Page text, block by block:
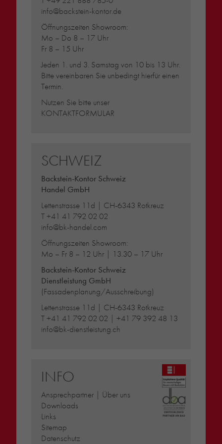
info@backstein-kontor.de
Öffnungszeiten Showroom:
Mo – Do 8 – 17 Uhr
Fr 8 – 15 Uhr
Jeden 1. und 3. Samstag von 10 bis 13 Uhr.
Bitte vereinbaren Sie unbedingt hierfür einen
Termin.
Nutzen Sie bitte unser
KONTAKTFORMULAR
SCHWEIZ
Backstein-Kontor Schweiz
Handel GmbH
Lettenstrasse 11d | CH-6343 Rotkreuz
T+41 41 792 02 02
info@bk-handel.com
Öffnungszeiten Showroom:
Mo – Fr 8 – 12 Uhr | 13.30 – 17 Uhr
Backstein-Kontor Schweiz
Dienstleistung GmbH
(Fassadenplanung/Ausschreibung)
Lettenstrasse 11d | CH-6343 Rotkreuz
T+41 41 792 02 02 |+41 79 392 48 13
info@bk-dienstleistung.ch
INFO
Ansprechpartner | Über uns
Downloads
Links
Sitemap
Datenschutz